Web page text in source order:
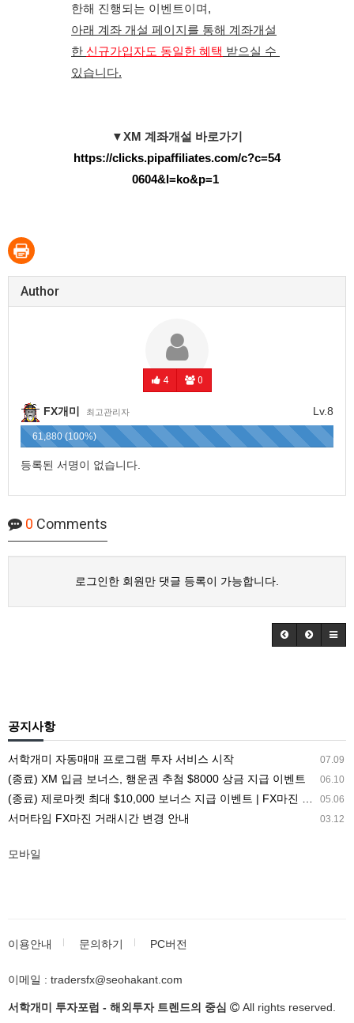
한해 진행되는 이벤트이며,
아래 계좌 개설 페이지를 통해 계좌개설
한 신규가입자도 동일한 혜택 받으실 수
있습니다.
▼XM 계좌개설 바로가기
https://clicks.pipaffiliates.com/c?c=54
0604&l=ko&p=1
Author
4 0
Lv.8
FX개미 최고관리자
61,880 (100%)
등록된 서명이 없습니다.
0 Comments
로그인한 회원만 댓글 등록이 가능합니다.
공지사항
07.09
서학개미 자동매매 프로그램 투자 서비스 시작
06.10
(종료) XM 입금 보너스, 행운권 추첨 $8000 상금 지급 이벤트
05.06
(종료) 제로마켓 최대 $10,000 보너스 지급 이벤트 | FX마진 해외거래소 ZEROMARKETS
03.12
서머타임 FX마진 거래시간 변경 안내
모바일
이용안내 문의하기 PC버전
이메일 : tradersfx@seohakant.com
서학개미 투자포럼 - 해외투자 트렌드의 중심 All rights reserved.